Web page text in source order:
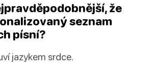
že
seznam
písní?
jazykem srdce.